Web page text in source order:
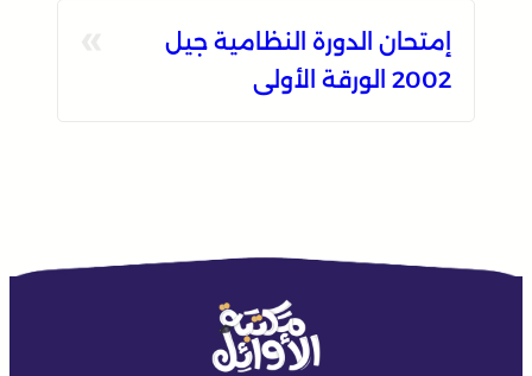
إمتحان الدورة النظامية جيل
2002 الورقة الأولى